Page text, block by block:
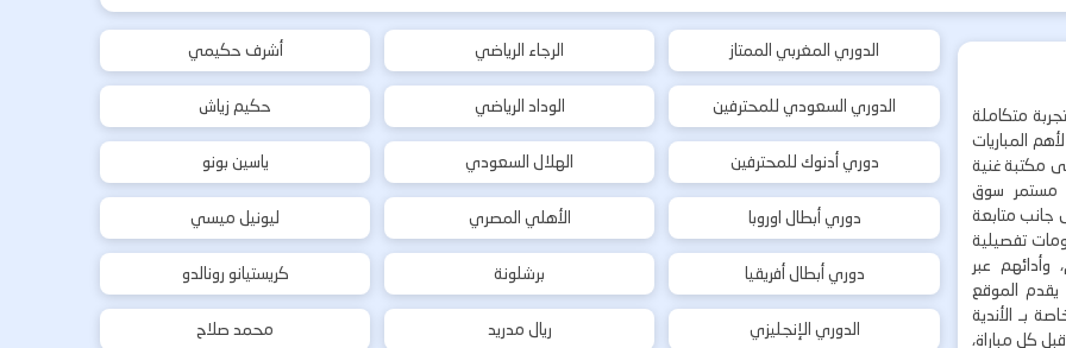
متكاملة
المباريات
مكتبة غنية
مستمر سوق
جانب متابعة
تفصيلية
وأدائهم عبر
الموقع
بـ الأندية
كل مباراة،
الدوري المغربي الممتاز
الدوري السعودي للمحترفين
دوري أدنوك للمحترفين
دوري أبطال اوروبا
دوري أبطال أفريقيا
الدوري الإنجليزي
الرجاء الرياضي
الوداد الرياضي
الهلال السعودي
الأهلي المصري
برشلونة
ريال مدريد
أشرف حكيمي
حكيم زياش
ياسين بونو
ليونيل ميسي
كريستيانو رونالدو
محمد صلاح